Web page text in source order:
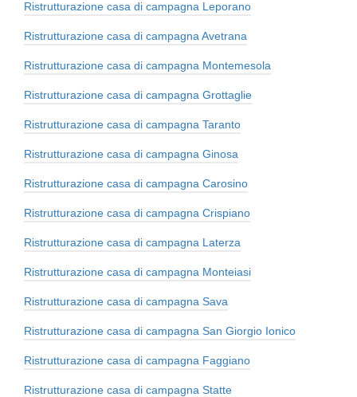
Ristrutturazione casa di campagna Leporano
Ristrutturazione casa di campagna Avetrana
Ristrutturazione casa di campagna Montemesola
Ristrutturazione casa di campagna Grottaglie
Ristrutturazione casa di campagna Taranto
Ristrutturazione casa di campagna Ginosa
Ristrutturazione casa di campagna Carosino
Ristrutturazione casa di campagna Crispiano
Ristrutturazione casa di campagna Laterza
Ristrutturazione casa di campagna Monteiasi
Ristrutturazione casa di campagna Sava
Ristrutturazione casa di campagna San Giorgio Ionico
Ristrutturazione casa di campagna Faggiano
Ristrutturazione casa di campagna Statte